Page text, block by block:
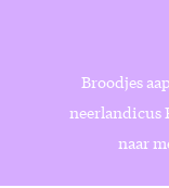
Broodjes
neerlandicus
naar